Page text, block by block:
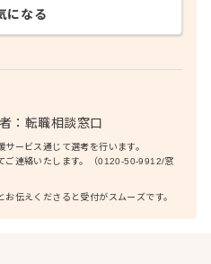
： 転職相談窓口
ービス通じて選考を行います。
ご連絡いたします。（0120-50-9912/窓
伝えくださると受付がスムーズです。
になる